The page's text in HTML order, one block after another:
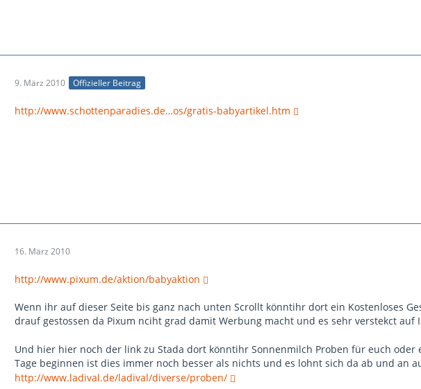
9. März 2010 Offizieller Beitrag
http://www.schottenparadies.de…os/gratis-babyartikel.htm
16. März 2010
http://www.pixum.de/aktion/babyaktion
Wenn ihr auf dieser Seite bis ganz nach unten Scrollt könntihr dort ein Kostenloses
drauf gestossen da Pixum nciht grad damit Werbung macht und es sehr verstekct auf
Und hier hier noch der link zu Stada dort könntihr Sonnenmilch Proben für euch
Tage beginnen ist dies immer noch besser als nichts und es lohnt sich da ab und an
http://www.ladival.de/ladival/diverse/proben/